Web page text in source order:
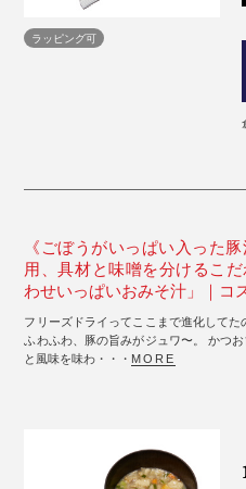
ラッピング可
《ごぼうがいっぱい入った
用、具材と味噌を分けるこ
わせいっぱいおみそ汁」｜コ
フリーズドライってここまで進化して
ふわふわ、豚の旨みがジュワ〜。 かつ
と風味を味わ・・・ MORE